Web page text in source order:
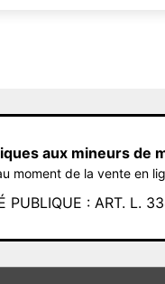
aux mineurs de
moment de la vente en
PUBLIQUE : ART. L.